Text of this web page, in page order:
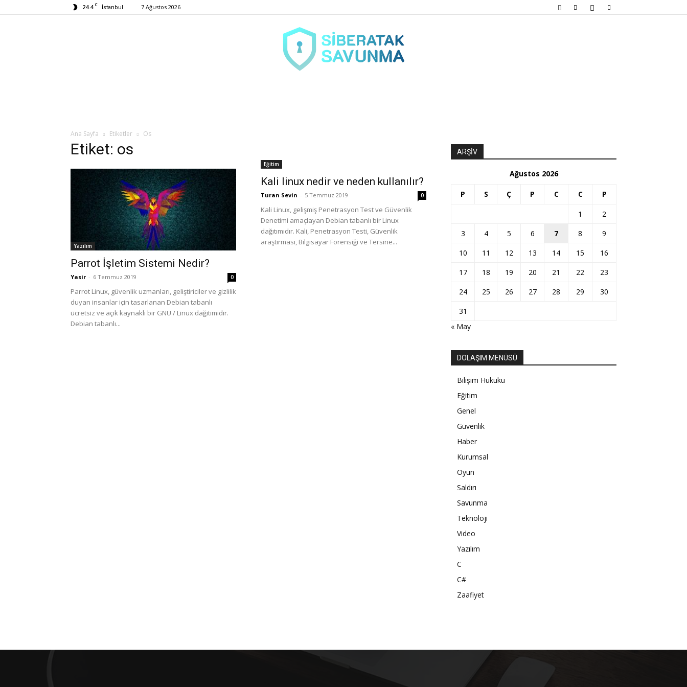
24.4 C İstanbul 7 Ağustos 2026
Ana Sayfa Etiketler Os
Etiket: os
Yazılım
Parrot İşletim Sistemi Nedir?
Yasir - 6 Temmuz 2019 0
Parrot Linux, güvenlik uzmanları, geliştiriciler ve gizlilik
duyan insanlar için tasarlanan Debian tabanlı
ücretsiz ve açık kaynaklı bir GNU / Linux dağıtımıdır.
Debian tabanlı...
Eğitim
Kali linux nedir ve neden kullanılır?
Turan Sevin - 5 Temmuz 2019 0
Kali Linux, gelişmiş Penetrasyon Test ve Güvenlik
Denetimi amaçlayan Debian tabanlı bir Linux
dağıtımıdır. Kali, Penetrasyon Testi, Güvenlik
araştırması, Bilgisayar Forensiği ve Tersine...
ARŞİV
Ağustos 2026
P S Ç P C C P
1
2
3
4 5 6 7 8
9
10
11 12 13 14 15
16
17
18 19 20 21 22
23
24
25 26 27 28 29
30
31
« May
DOLAŞIM MENÜSÜ
Bilişim Hukuku
Eğitim
Genel
Güvenlik
Haber
Kurumsal
Oyun
Saldırı
Savunma
Teknoloji
Video
Yazılım
C
C#
Zaafiyet